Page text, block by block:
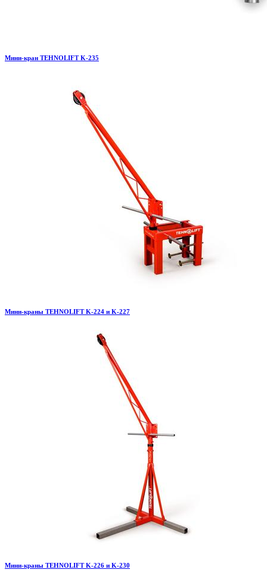
Мини-кран TEHNOLIFT K-235
Мини-краны TEHNOLIFT K-224 и K-227
Мини-краны TEHNOLIFT K-226 и K-230